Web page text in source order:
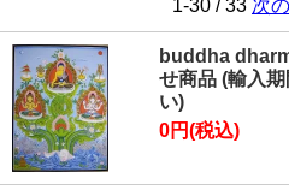
1-30 / 33 次
buddha
せ商品 (輸入
い)
0円(税込)